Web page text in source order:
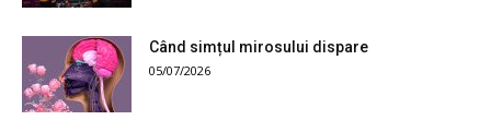
Când simțul mirosului dispare
05/07/2026